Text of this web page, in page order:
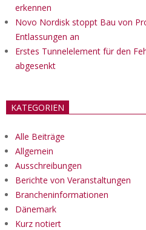
erkennen
Novo Nordisk stoppt Bau von
Entlassungen an
Erstes Tunnelelement für den
abgesenkt
KATEGORIEN
Alle Beiträge
Allgemein
Ausschreibungen
Berichte von Veranstaltungen
Brancheninformationen
Dänemark
Kurz notiert